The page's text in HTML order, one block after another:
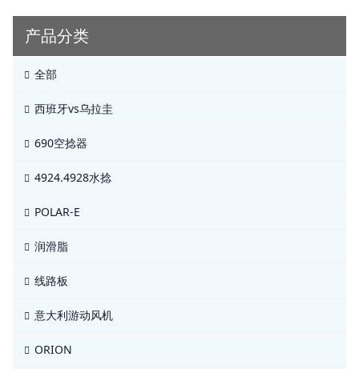
产品分类
全部
西班牙vs乌拉圭
690空捻器
4924.4928水捻
POLAR-E
润滑脂
线路板
意大利游动风机
ORION